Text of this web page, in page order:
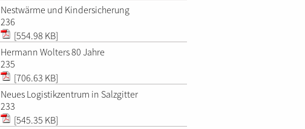
Nestwärme und Kindersicherung
236
[554.98 KB]
Hermann Wolters 80 Jahre
235
[706.63 KB]
Neues Logistikzentrum in Salzgitter
233
[545.35 KB]